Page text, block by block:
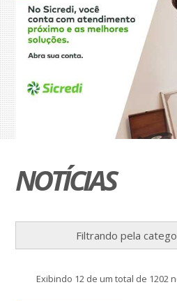
NOTÍCIAS
Filtrando pela
Exibindo 12 de um total de 1202